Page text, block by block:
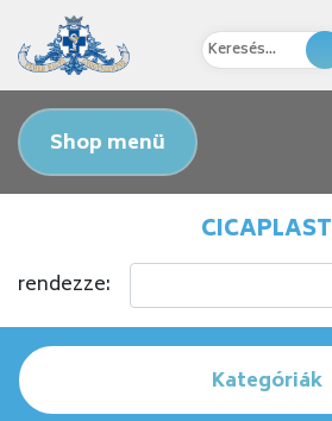
Shop menü
CICAPLAST
rendezze:
Kategóriák